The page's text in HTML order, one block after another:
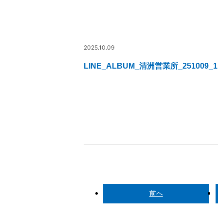
2025.10.09
LINE_ALBUM_清洲営業所_251009_1
前へ